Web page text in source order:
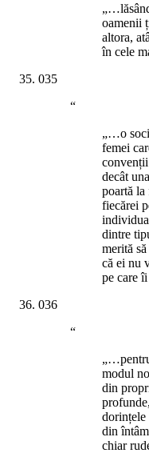
oamenii
altora,
în cele
035
“
„…o
femei
convenții
decât
poartă la
fiecărei
dintre
merită
că ei nu
pe care
036
“
modul
din
dorințele
din
chiar